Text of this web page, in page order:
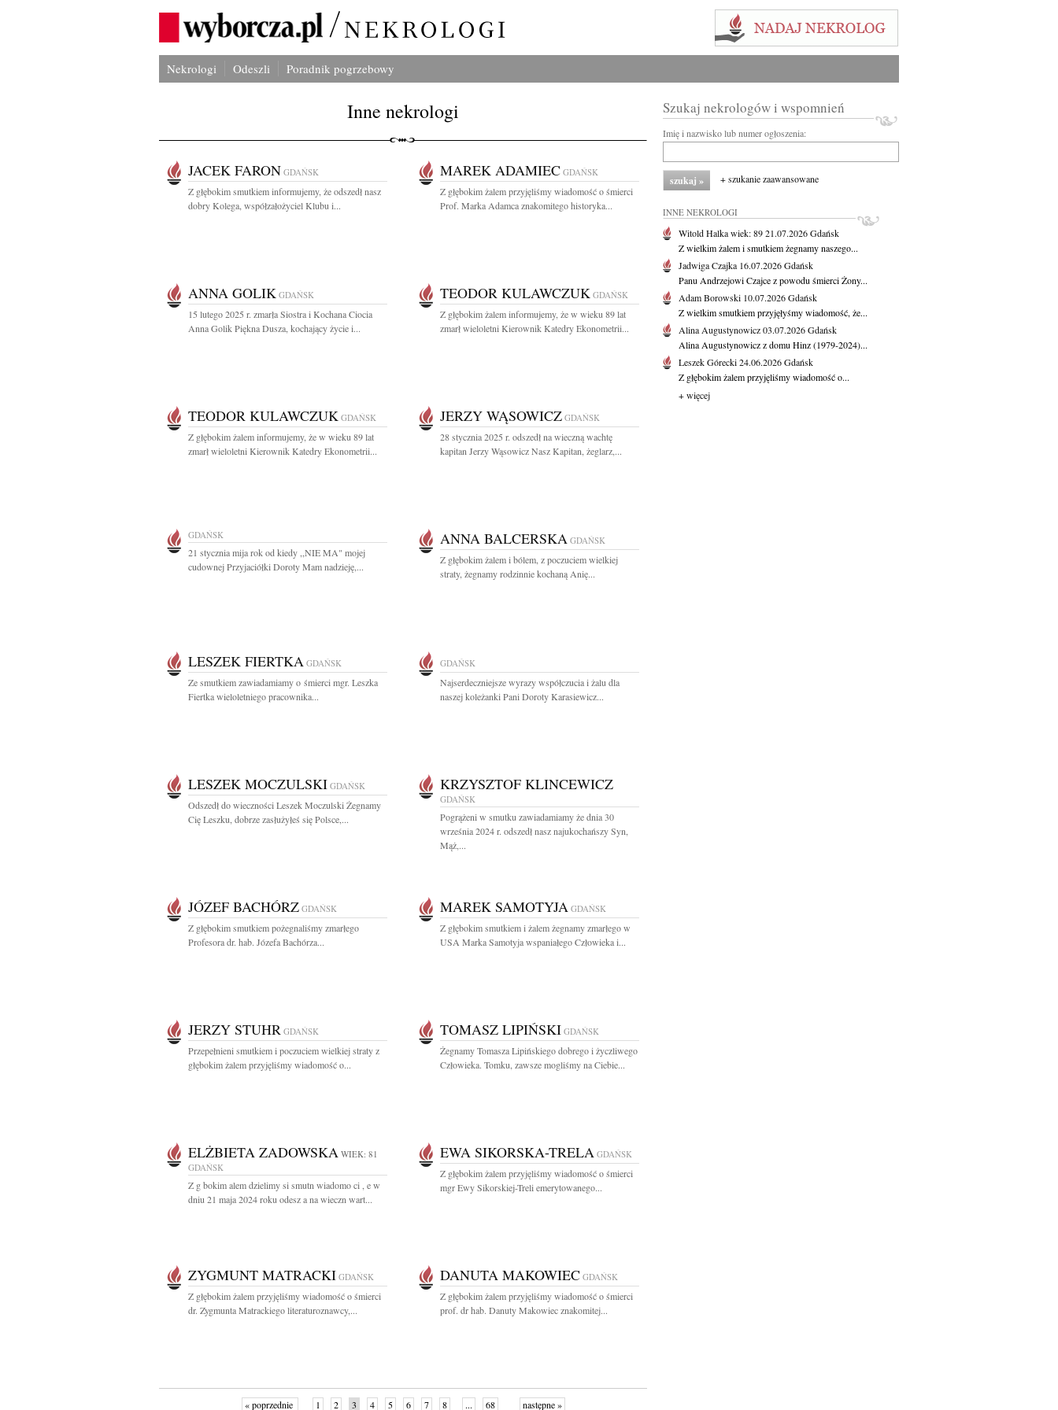
Nekrologi Odeszli Poradnik pogrzebowy
Inne nekrologi
JACEK FARON GDAŃSK
Z głębokim smutkiem informujemy, że odszedł nasz
dobry Kolega, współzałożyciel Klubu i...
MAREK ADAMIEC GDAŃSK
Z głębokim żalem przyjęliśmy wiadomość o śmierci
Prof. Marka Adamca znakomitego historyka...
ANNA GOLIK GDAŃSK
15 lutego 2025 r. zmarła Siostra i Kochana Ciocia
Anna Golik Piękna Dusza, kochający życie i...
TEODOR KULAWCZUK GDAŃSK
Z głębokim żalem informujemy, że w wieku 89 lat
zmarł wieloletni Kierownik Katedry Ekonometrii...
TEODOR KULAWCZUK GDAŃSK
Z głębokim żalem informujemy, że w wieku 89 lat
zmarł wieloletni Kierownik Katedry Ekonometrii...
JERZY WĄSOWICZ GDAŃSK
28 stycznia 2025 r. odszedł na wieczną wachtę
kapitan Jerzy Wąsowicz Nasz Kapitan, żeglarz,...
GDAŃSK
21 stycznia mija rok od kiedy ,,NIE MA" mojej
cudownej Przyjaciółki Doroty Mam nadzieję,...
ANNA BALCERSKA GDAŃSK
Z głębokim żalem i bólem, z poczuciem wielkiej
straty, żegnamy rodzinnie kochaną Anię...
LESZEK FIERTKA GDAŃSK
Ze smutkiem zawiadamiamy o śmierci mgr. Leszka
Fiertka wieloletniego pracownika...
GDAŃSK
Najserdeczniejsze wyrazy współczucia i żalu dla
naszej koleżanki Pani Doroty Karasiewicz...
LESZEK MOCZULSKI GDAŃSK
Odszedł do wieczności Leszek Moczulski Żegnamy
Cię Leszku, dobrze zasłużyłeś się Polsce,...
KRZYSZTOF KLINCEWICZ
GDAŃSK
Pogrążeni w smutku zawiadamiamy że dnia 30
września 2024 r. odszedł nasz najukochańszy Syn,
Mąż,...
JÓZEF BACHÓRZ GDAŃSK
Z głębokim smutkiem pożegnaliśmy zmarłego
Profesora dr. hab. Józefa Bachórza...
MAREK SAMOTYJA GDAŃSK
Z głębokim smutkiem i żalem żegnamy zmarłego w
USA Marka Samotyja wspaniałego Człowieka i...
JERZY STUHR GDAŃSK
Przepełnieni smutkiem i poczuciem wielkiej straty z
głębokim żalem przyjęliśmy wiadomość o...
TOMASZ LIPIŃSKI GDAŃSK
Żegnamy Tomasza Lipińskiego dobrego i życzliwego
Człowieka. Tomku, zawsze mogliśmy na Ciebie...
ELŻBIETA ZADOWSKA WIEK: 81
GDAŃSK
Z g bokim alem dzielimy si smutn wiadomo ci , e w
dniu 21 maja 2024 roku odesz a na wieczn wart...
EWA SIKORSKA-TRELA GDAŃSK
Z głębokim żalem przyjęliśmy wiadomość o śmierci
mgr Ewy Sikorskiej-Treli emerytowanego...
ZYGMUNT MATRACKI GDAŃSK
Z głębokim żalem przyjęliśmy wiadomość o śmierci
dr. Zygmunta Matrackiego literaturoznawcy,...
DANUTA MAKOWIEC GDAŃSK
Z głębokim żalem przyjęliśmy wiadomość o śmierci
prof. dr hab. Danuty Makowiec znakomitej...
« poprzednie 1 2 3 4 5 6 7 8 ... 68 następne »
Szukaj nekrologów i wspomnień
Imię i nazwisko lub numer ogłoszenia:
+ szukanie zaawansowane
INNE NEKROLOGI
Witold Halkawiek: 8921.07.2026Gdańsk
Z wielkim żalem i smutkiem żegnamy naszego...
Jadwiga Czajka 16.07.2026Gdańsk
Panu Andrzejowi Czajce z powodu śmierci Żony...
Adam Borowski 10.07.2026Gdańsk
Z wielkim smutkiem przyjęłyśmy wiadomość, że...
Alina Augustynowicz03.07.2026Gdańsk
Alina Augustynowicz z domu Hinz (1979-2024)...
Leszek Górecki24.06.2026Gdańsk
Z głębokim żalem przyjęliśmy wiadomość o...
+ więcej